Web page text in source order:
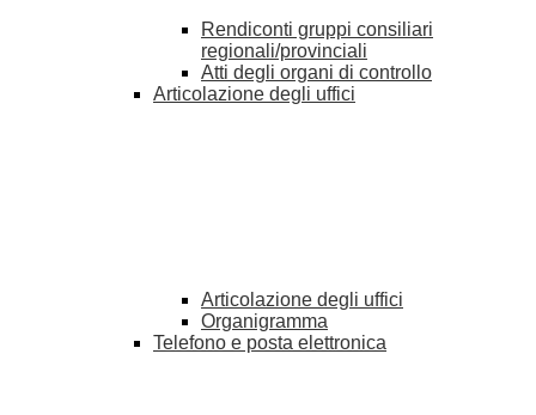
Rendiconti gruppi consiliari
regionali/provinciali
Atti degli organi di controllo
Articolazione degli uffici
Articolazione degli uffici
Organigramma
Telefono e posta elettronica